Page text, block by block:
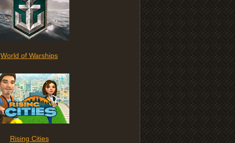
World of Warships
Rising Cities